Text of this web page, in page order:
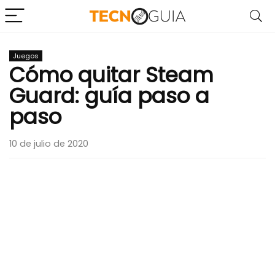
Juegos
Cómo quitar Steam
Guard: guía paso a
paso
10 de julio de 2020